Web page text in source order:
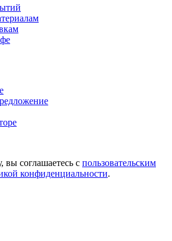
вы соглашаетесь с пользовательским
конфиденциальности.